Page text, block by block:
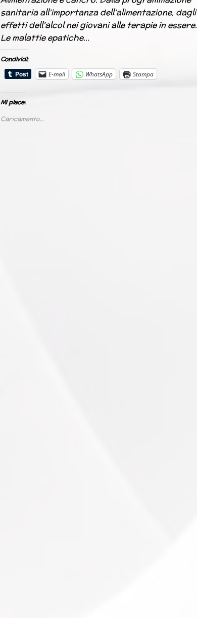
sanitaria all’importanza dell’alimentazione, dagli
effetti dell’alcol nei giovani alle terapie in essere.
Le malattie epatiche…
Condividi:
E-mail
WhatsApp Stampa
Mi piace:
Caricamento...